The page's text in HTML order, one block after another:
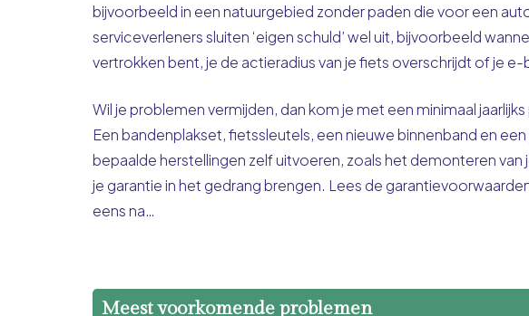
bijvoorbeeld in een natuurgebied zonder paden die voor een
serviceverleners sluiten ‘eigen schuld’ wel uit, bijvoorbeeld
vertrokken bent, je de actieradius van je fiets overschrijdt of je
Wil je problemen vermijden, dan kom je met een minimaal
Een bandenplakset, fietssleutels, een nieuwe binnenband en
bepaalde herstellingen zelf uitvoeren, zoals het demonteren
je garantie in het gedrang brengen. Lees de
eens na…
Meest voorkomende problemen